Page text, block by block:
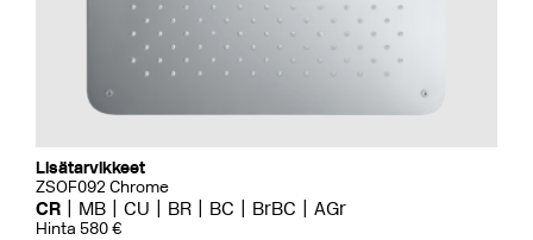
Lisätarvikkeet
ZSOF092 Chrome
CR MB CU BR BC BrBC AGr
Hinta 580 €